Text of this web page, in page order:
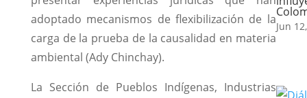
adoptado mecanismos de flexibilización de la
carga de la prueba de la causalidad en materia
ambiental (Ady Chinchay).
La Sección de Pueblos Indígenas, Industrias
Jun